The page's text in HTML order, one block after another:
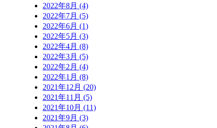
2022年8月 (4)
2022年7月 (5)
2022年6月 (1)
2022年5月 (3)
2022年4月 (8)
2022年3月 (5)
2022年2月 (4)
2022年1月 (8)
2021年12月 (20)
2021年11月 (5)
2021年10月 (11)
2021年9月 (3)